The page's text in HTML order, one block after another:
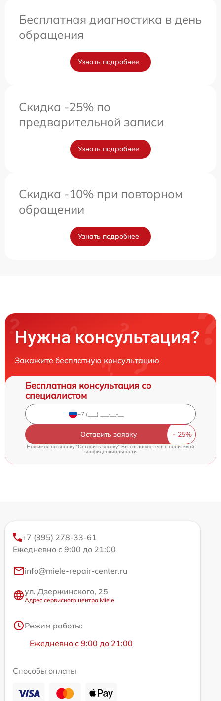
Бесплатная диагностика в день
обращения
Узнать подробнее
Скидка -25% по
предварительной записи
Узнать подробнее
Скидка -10% при повторном
обращении
Узнать подробнее
Нужна консультация?
Закажите бесплатную консультацию
Бесплатная консультация со
специалистом
Оставить заявку
Нажимая на кнопку "Оставить заявку" Вы соглашаетесь cполитикой
конфиденциальности
+7 (395) 278-33-61
Ежедневно с 9:00 до 21:00
info@miele-repair-center.ru
ул. Дзержинского, 25
Адрес сервисного центра Miele
Режим работы:
Ежедневно с 9:00 до 21:00
Способы оплаты